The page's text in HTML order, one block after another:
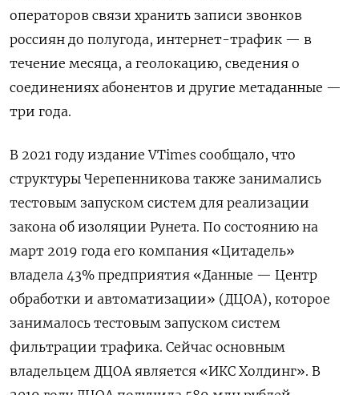
операторов связи хранить записи звонков
россиян до полугода, интернет-трафик — в
течение месяца, а геолокацию, сведения о
соединениях абонентов и другие метаданные —
три года.
В 2021 году издание VTimes сообщало, что
структуры Черепенникова также занимались
тестовым запуском систем для реализации
закона об изоляции Рунета. По состоянию на
март 2019 года его компания «Цитадель»
владела 43% предприятия «Данные — Центр
обработки и автоматизации» (ДЦОА), которое
занималось тестовым запуском систем
фильтрации трафика. Сейчас основным
владельцем ДЦОА является «ИКС Холдинг». В